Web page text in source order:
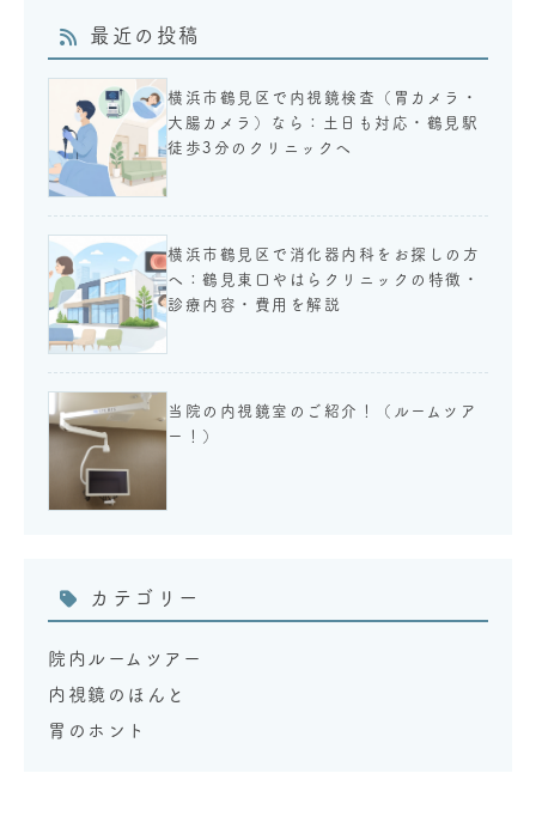
最近の投稿
横浜市鶴見区で内視鏡検査（胃カメラ・
大腸カメラ）なら：土日も対応・鶴見駅
徒歩3分のクリニックへ
横浜市鶴見区で消化器内科をお探しの方
へ：鶴見東口やはらクリニックの特徴・
診療内容・費用を解説
当院の内視鏡室のご紹介！（ルームツア
ー！）
カテゴリー
院内ルームツアー
内視鏡のほんと
胃のホント